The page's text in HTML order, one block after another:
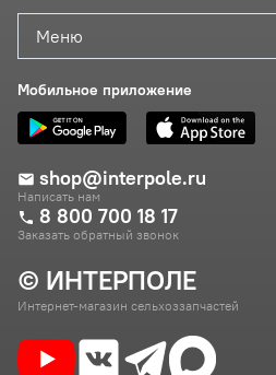
© ИНТЕРПОЛЕ
Интернет-магазин сельхоззапчастей
Меню
Мобильное приложение
shop@interpole.ru
Написать нам
8 800 700 18 17
Заказать обратный звонок